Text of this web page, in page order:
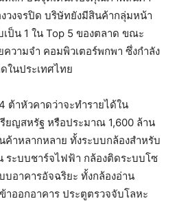
วงจรปิด บริษัทยังมีสินค้ากลุ่มหน้า
ป็น 1 ใน Top 5 ของตลาด ขณะ
วามจำ คอมพิวเตอร์พกพา ซึ่งกำลัง
ในประเทศไทย
ต้าหัวคาดว่าจะทำรายได้ใน
ยญสหรัฐ หรือประมาณ 1,600 ล้าน
าหลากหลาย ทั้งระบบกล้องสำหรับ
ระบบชาร์จไฟฟ้า กล้องติดระบบโซ
บอาคารอัจฉริยะ ทั้งกล้องอ่าน
าออกอาคาร ประตูตรวจจับโลหะ